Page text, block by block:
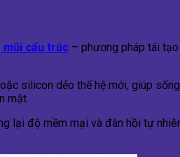
mũi cấu trúc – phương pháp tái
silicon dẻo thế hệ mới, giúp
mặt.
độ mềm mại và đàn hồi tự